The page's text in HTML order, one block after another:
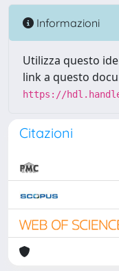
Informazioni
Utilizza questo
link a questo
https://
Citazioni